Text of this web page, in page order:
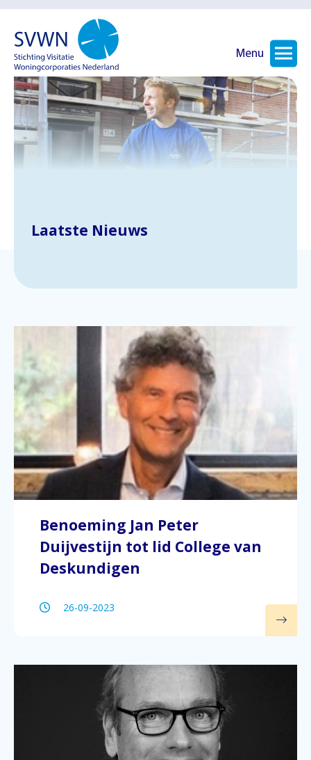
Menu
Laatste Nieuws
Benoeming Jan Peter
Duijvestijn tot lid College van
Deskundigen
26-09-2023